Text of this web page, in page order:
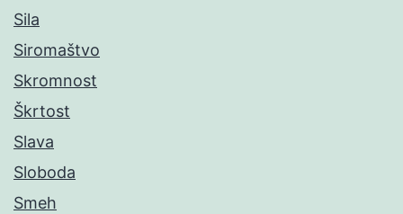
Sila
Siromaštvo
Skromnost
Škrtost
Slava
Sloboda
Smeh